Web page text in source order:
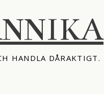
HANDLA DÅRAKTIGT.